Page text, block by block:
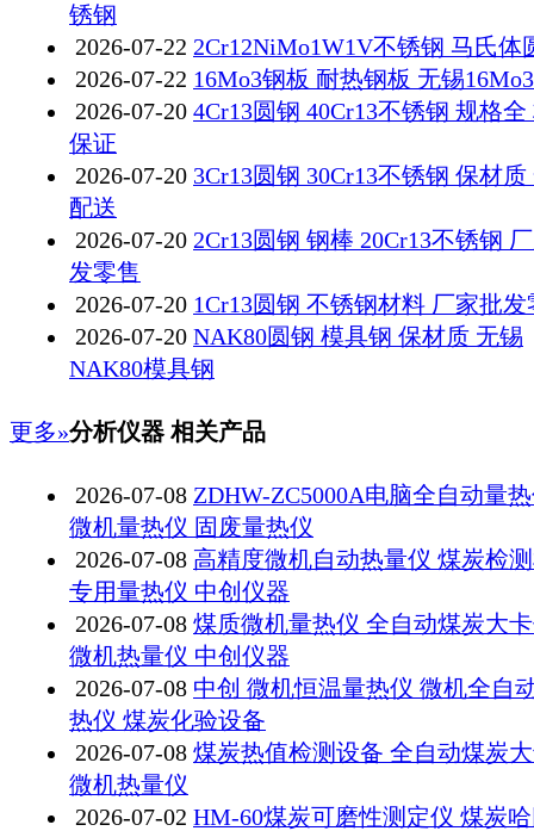
锈钢
2026-07-22 2Cr12NiMo1W1V不锈钢 马氏体
2026-07-22 16Mo3钢板 耐热钢板 无锡
2026-07-20 4Cr13圆钢 40Cr13不锈钢 规格全
保证
2026-07-20 3Cr13圆钢 30Cr13不锈钢 保材质
配送
2026-07-20 2Cr13圆钢 钢棒 20Cr13不锈钢
发零售
2026-07-20 1Cr13圆钢 不锈钢材料 厂家批发
2026-07-20 NAK80圆钢 模具钢 保材质 无锡
NAK80模具钢
更多»分析仪器 相关产品
2026-07-08 ZDHW-ZC5000A电脑全自动量
微机量热仪 固废量热仪
2026-07-08 高精度微机自动热量仪 煤炭检
专用量热仪 中创仪器
2026-07-08 煤质微机量热仪 全自动煤炭大
微机热量仪 中创仪器
2026-07-08 中创 微机恒温量热仪 微机全自
热仪 煤炭化验设备
2026-07-08 煤炭热值检测设备 全自动煤炭
微机热量仪
2026-07-02 HM-60煤炭可磨性测定仪 煤炭